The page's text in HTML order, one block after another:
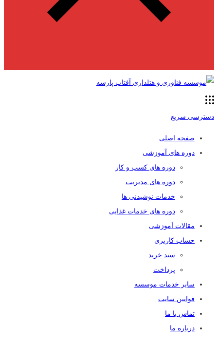
دسترسی سریع
صفحه اصلی
دوره های آموزشی
دوره های کسب و کار
دوره های مدیریت
خدمات نوشیدنی ها
دوره های خدمات غذایی
مقالات آموزشی
حساب کاربری
سبد خرید
پرداخت
سایر خدمات موسسه
قوانین سایت
تماس با ما
درباره ما